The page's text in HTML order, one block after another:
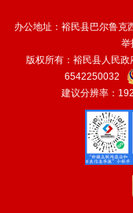
办公地址：裕民县巴尔鲁
举
版权所有：裕民县人民
6542250032
建议分辨率：